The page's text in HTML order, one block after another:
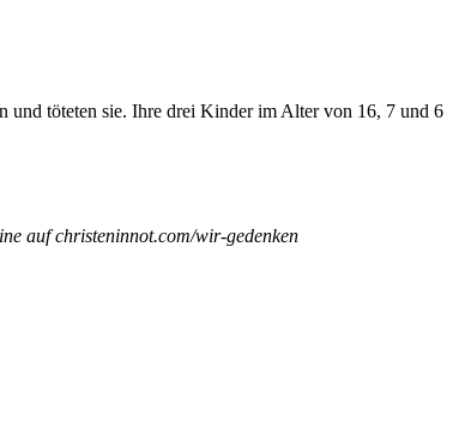
und töteten sie. Ihre drei Kinder im Alter von 16, 7 und 6
auf christeninnot.com/wir-gedenken